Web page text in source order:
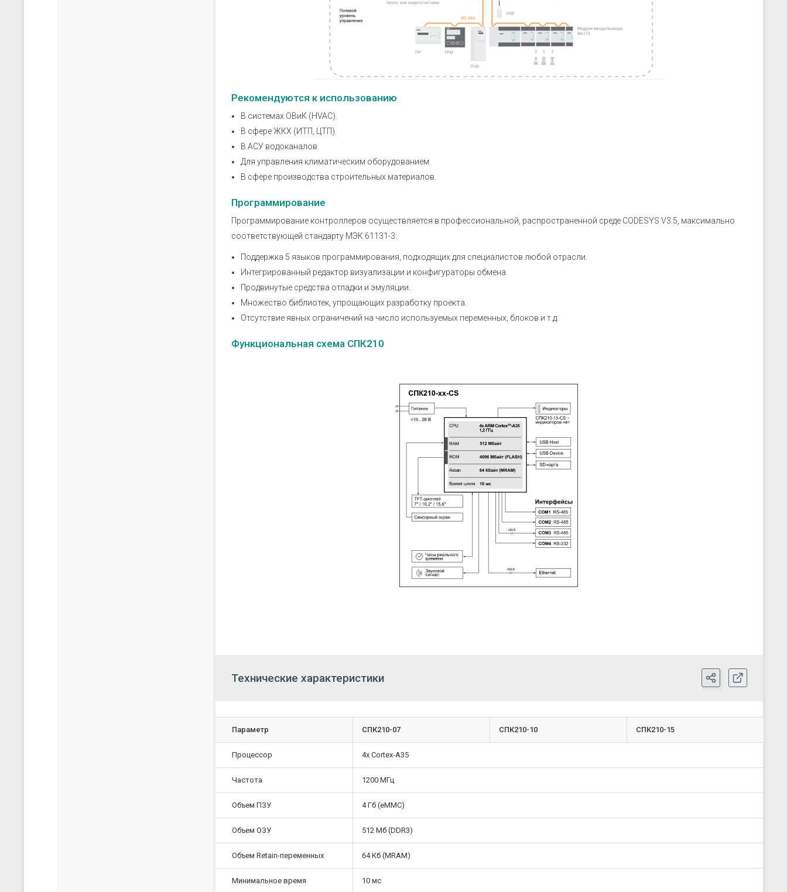
Рекомендуются к использованию
В системах ОВиК (HVAC).
В сфере ЖКХ (ИТП, ЦТП).
В АСУ водоканалов.
Для управления климатическим оборудованием.
В сфере производства строительных материалов.
Программирование
Программирование контроллеров осуществляется в профессиональной, распространенной среде CODESYS V3.5, максимально
соответствующей стандарту МЭК 61131-3:
Поддержка 5 языков программирования, подходящих для специалистов любой отрасли.
Интегрированный редактор визуализации и конфигураторы обмена.
Продвинутые средства отладки и эмуляции.
Множество библиотек, упрощающих разработку проекта.
Отсутствие явных ограничений на число используемых переменных, блоков и т.д.
Функциональная схема СПК210
Технические характеристики
Параметр СПК210-07 СПК210-10 СПК210-15
Процессор 4х Cortex-A35
Частота 1200 МГц
Объем ПЗУ 4 Гб (eMMC)
Объем ОЗУ 512 Мб (DDR3)
Объем Retain-переменных 64 Кб (MRAM)
Минимальное время
10 мс